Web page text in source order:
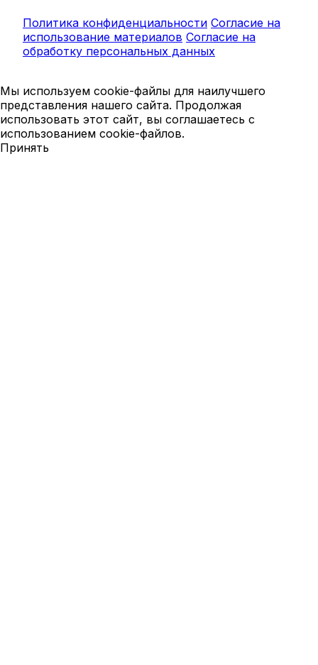
Политика конфиденциальности Согласие на
использование материалов Согласие на
обработку персональных данных
Мы используем cookie-файлы для наилучшего
представления нашего сайта. Продолжая
использовать этот сайт, вы соглашаетесь с
использованием cookie-файлов.
Принять